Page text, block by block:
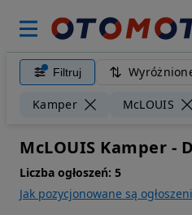
Filtruj
Kamper McLOUIS
McLOUIS Kamper -
Liczba ogłoszeń: 5
Jak pozycjonowane są